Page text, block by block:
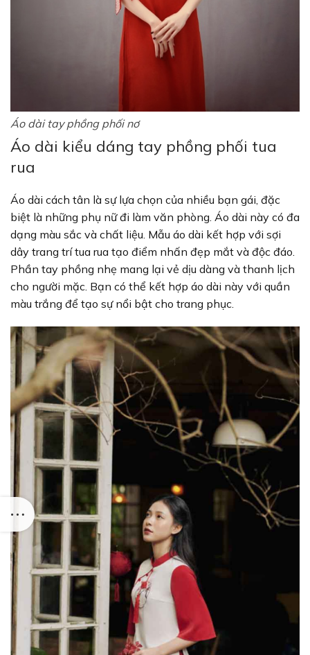
Áo dài tay phồng phối nơ
Áo dài kiểu dáng tay phồng phối tua
rua
Áo dài cách tân là sự lựa chọn của nhiều bạn gái, đặc
biệt là những phụ nữ đi làm văn phòng. Áo dài này có đa
dạng màu sắc và chất liệu. Mẫu áo dài kết hợp với sợi
dây trang trí tua rua tạo điểm nhấn đẹp mắt và độc đáo.
Phần tay phồng nhẹ mang lại vẻ dịu dàng và thanh lịch
cho người mặc. Bạn có thể kết hợp áo dài này với quần
màu trắng để tạo sự nổi bật cho trang phục.